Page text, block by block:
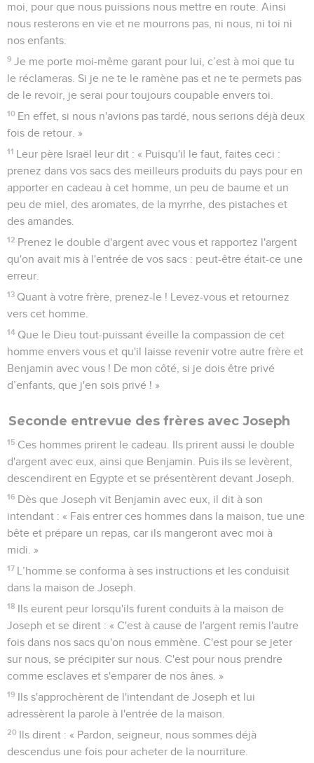
moi, pour que nous puissions nous mettre en route. Ainsi
nous resterons en vie et ne mourrons pas, ni nous, ni toi ni
nos enfants.
9 Je me porte moi-même garant pour lui, c’est à moi que tu
le réclameras. Si je ne te le ramène pas et ne te permets pas
de le revoir, je serai pour toujours coupable envers toi.
10 En effet, si nous n'avions pas tardé, nous serions déjà deux
fois de retour. »
11 Leur père Israël leur dit : « Puisqu'il le faut, faites ceci :
prenez dans vos sacs des meilleurs produits du pays pour en
apporter en cadeau à cet homme, un peu de baume et un
peu de miel, des aromates, de la myrrhe, des pistaches et
des amandes.
12 Prenez le double d'argent avec vous et rapportez l'argent
qu'on avait mis à l'entrée de vos sacs : peut-être était-ce une
erreur.
13 Quant à votre frère, prenez-le ! Levez-vous et retournez
vers cet homme.
14 Que le Dieu tout-puissant éveille la compassion de cet
homme envers vous et qu'il laisse revenir votre autre frère et
Benjamin avec vous ! De mon côté, si je dois être privé
d’enfants, que j'en sois privé ! »
Seconde entrevue des frères avec Joseph
15 Ces hommes prirent le cadeau. Ils prirent aussi le double
d'argent avec eux, ainsi que Benjamin. Puis ils se levèrent,
descendirent en Egypte et se présentèrent devant Joseph.
16 Dès que Joseph vit Benjamin avec eux, il dit à son
intendant : « Fais entrer ces hommes dans la maison, tue une
bête et prépare un repas, car ils mangeront avec moi à
midi. »
17 L’homme se conforma à ses instructions et les conduisit
dans la maison de Joseph.
18 Ils eurent peur lorsqu'ils furent conduits à la maison de
Joseph et se dirent : « C'est à cause de l'argent remis l'autre
fois dans nos sacs qu'on nous emmène. C'est pour se jeter
sur nous, se précipiter sur nous. C'est pour nous prendre
comme esclaves et s'emparer de nos ânes. »
19 Ils s'approchèrent de l'intendant de Joseph et lui
adressèrent la parole à l'entrée de la maison.
20 Ils dirent : « Pardon, seigneur, nous sommes déjà
descendus une fois pour acheter de la nourriture.